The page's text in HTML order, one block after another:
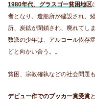
1980年代、グラスゴー貧困地区
者となり、造船所が建設され、
所、炭鉱が閉鎖され、廃れてし
数派の少年は、アルコール依存
どと向かい合う。。
貧困、宗教確執などの社会問題
デビュー作でのブッカー賞受賞